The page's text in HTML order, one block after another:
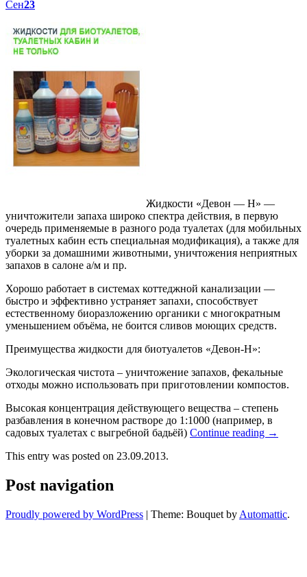
Сен23
Жидкости «Девон — Н» —
уничтожители запаха широко спектра действия, в первую
очередь применяемые в разного рода туалетах (для мобильных
туалетных кабин есть специальная модификация), а также для
уборки за домашними животными, уничтожения неприятных
запахов в салоне а/м и пр.
Хорошо работает в системах коттеджной канализации —
быстро и эффективно устраняет запахи, способствует
естественному биоразложению органики с многократным
уменьшением объёма, не боится сливов моющих средств.
Преимущества жидкости для биотуалетов «Девон-Н»:
Экологическая чистота – уничтожение запахов, фекальные
отходы можно использовать при приготовлении компостов.
Высокая концентрация действующего вещества – степень
разбавления в конечном растворе до 1:1000 (например, в
садовых туалетах с выгребной бадьёй) Continue reading →
This entry was posted on 23.09.2013.
Post navigation
Proudly powered by WordPress | Theme: Bouquet by Automattic.